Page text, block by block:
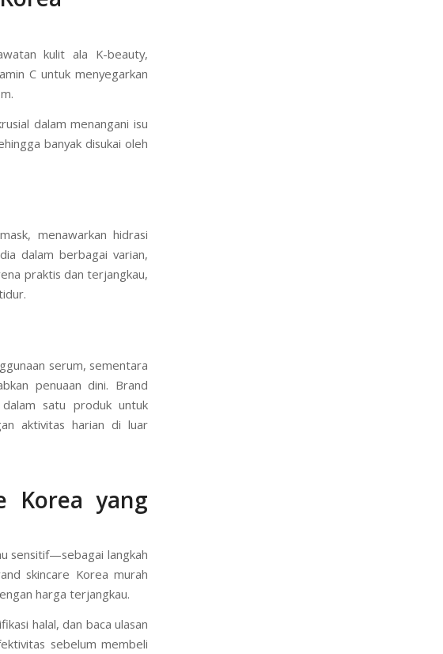
C untuk menyegarkan
banyak disukai oleh
menawarkan hidrasi
praktis dan terjangkau,
serum, sementara
penuaan dini. Brand
Korea yang
skincare Korea murah
harga terjangkau.